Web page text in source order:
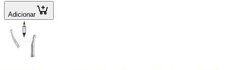
Adicionar